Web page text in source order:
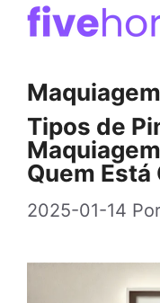
Pular
para
conteúdo
Maquiagem
Tipos de
Quem
2025-01-14 Por